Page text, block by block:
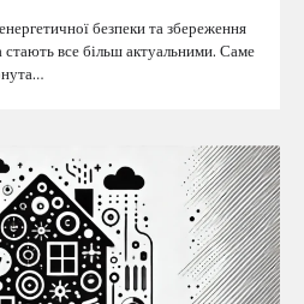
безпеки та збереження
все більш актуальними. Саме